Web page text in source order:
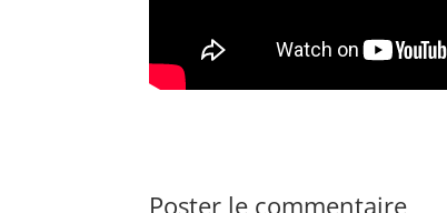
Poster le commentaire